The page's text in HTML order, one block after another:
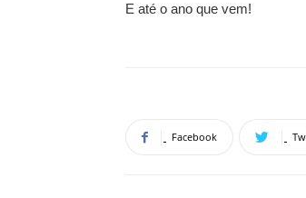
E até o ano que vem!
Facebook